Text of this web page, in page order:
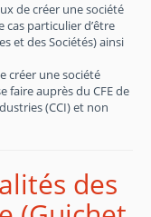
de créer une société
cas particulier d’être
et des Sociétés) ainsi
créer une société
faire auprès du CFE de
(CCI) et non
des